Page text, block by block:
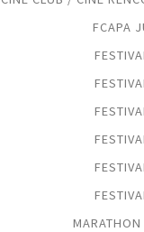
FCAPA
MARATHON